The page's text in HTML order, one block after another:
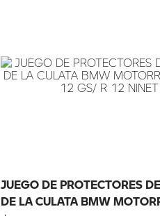
JUEGO DE PROTECTORES
DE LA CULATA BMW